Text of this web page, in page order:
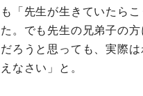
も「先生が生きていたら
た。でも先生の兄弟子の
だろうと思っても、実際
えなさい」と。